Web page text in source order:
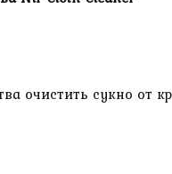
очистить сукно от